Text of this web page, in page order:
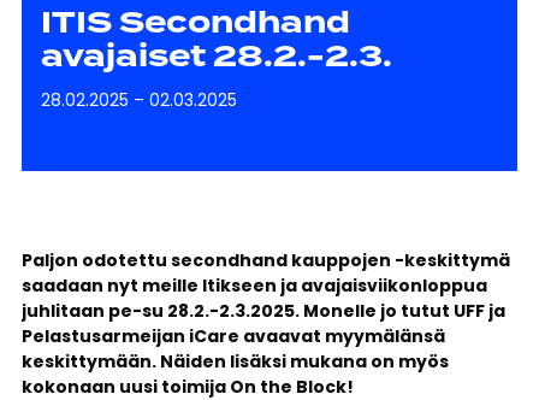
ITIS Secondhand
avajaiset 28.2.-2.3.
28.02.2025 – 02.03.2025
Paljon odotettu secondhand kauppojen -keskittymä
saadaan nyt meille Itikseen ja avajaisviikonloppua
juhlitaan pe-su 28.2.-2.3.2025. Monelle jo tutut UFF ja
Pelastusarmeijan iCare avaavat myymälänsä
keskittymään. Näiden lisäksi mukana on myös
kokonaan uusi toimija On the Block!